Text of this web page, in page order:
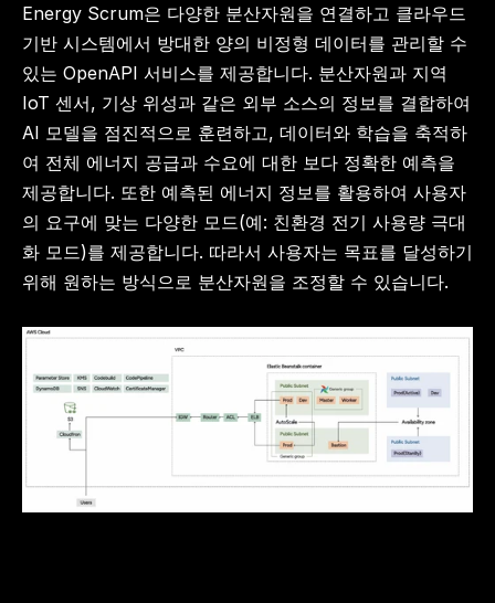
Energy Scrum은 다양한 분산자원을 연결하고 클라우드
기반 시스템에서 방대한 양의 비정형 데이터를 관리할 수
있는 OpenAPI 서비스를 제공합니다. 분산자원과 지역
IoT 센서, 기상 위성과 같은 외부 소스의 정보를 결합하여
AI 모델을 점진적으로 훈련하고, 데이터와 학습을 축적하
여 전체 에너지 공급과 수요에 대한 보다 정확한 예측을
제공합니다. 또한 예측된 에너지 정보를 활용하여 사용자
의 요구에 맞는 다양한 모드(예: 친환경 전기 사용량 극대
화 모드)를 제공합니다. 따라서 사용자는 목표를 달성하기
위해 원하는 방식으로 분산자원을 조정할 수 있습니다.